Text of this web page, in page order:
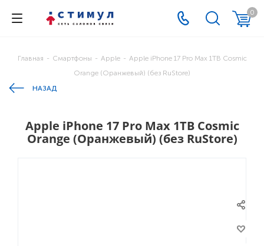
0
Главная - Смартфоны - Apple - Apple iPhone 17 Pro Max 1TB Cosmic
Orange (Оранжевый) (без RuStore)
НАЗАД
Apple iPhone 17 Pro Max 1TB Cosmic
Orange (Оранжевый) (без RuStore)